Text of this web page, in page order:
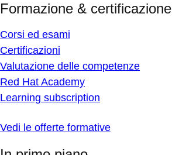
Formazione & certificazione
Corsi ed esami
Certificazioni
Valutazione delle competenze
Red Hat Academy
Learning subscription
Vedi le offerte formative